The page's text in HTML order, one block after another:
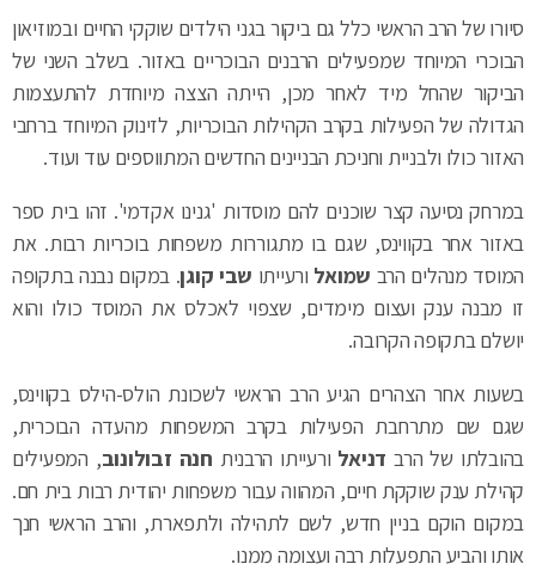
הביקור שהחל מיד לאחר מכן, הייתה הצצה מיוחדת להתעצמות
הגדולה של הפעילות בקרב הקהילות הבוכריות, לזינוק המיוחד ברחבי
האזור כולו ולבניית וחניכת הבניינים החדשים המתווספים עוד ועוד.
במרחק נסיעה קצר שוכנים להם מוסדות 'גנינו אקדמי'. זהו בית ספר
המוסד מנהלים הרבשמואלורעייתושבי קוגן . במקום נבנה בתקופה
זו מבנה ענק ועצום מימדים, שצפוי לאכלס את המוסד כולו והוא
יושלם בתקופה הקרובה.
בשעות אחר הצהרים הגיע הרב הראשי לשכונת הולס-הילס בקווינס,
בהובלתו של הרב דניאלורעייתו הרבניתחנה זבולונוב, המפעילים
קהילת ענק שוקקת חיים, המהווה עבור משפחות יהודית רבות בית חם.
במקום הוקם בניין חדש, לשם לתהילה ולתפארת, והרב הראשי חנך
אותו והביע התפעלות רבה ועצומה ממנו.
רגעים מיוחדים ומרגשים בביקור נרשמו לקראת סיומו בשעת ערב, הרב